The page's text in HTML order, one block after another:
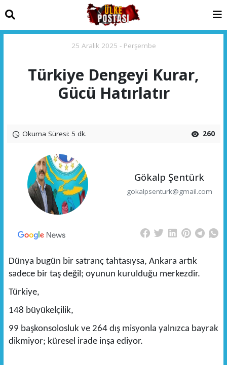
25 Aralık 2025 - Perşembe
Türkiye Dengeyi Kurar,
Gücü Hatırlatır
Okuma Süresi: 5 dk. 260
Gökalp Şentürk
gokalpsenturk@gmail.com
Dünya bugün bir satranç tahtasıysa, Ankara artık
sadece bir taş değil; oyunun kurulduğu merkezdir.
Türkiye,
148 büyükelçilik,
99 başkonsolosluk ve 264 dış misyonla yalnızca bayrak
dikmiyor; küresel irade inşa ediyor.